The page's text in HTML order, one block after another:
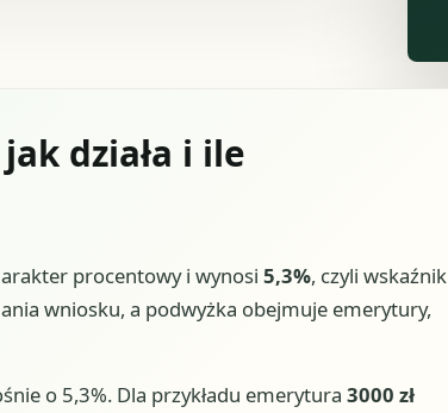
działa i ile
procentowy i wynosi 5,3%, czyli wskaźnik
wniosku, a podwyżka obejmuje emerytury,
o 5,3%. Dla przykładu emerytura 3000 zł